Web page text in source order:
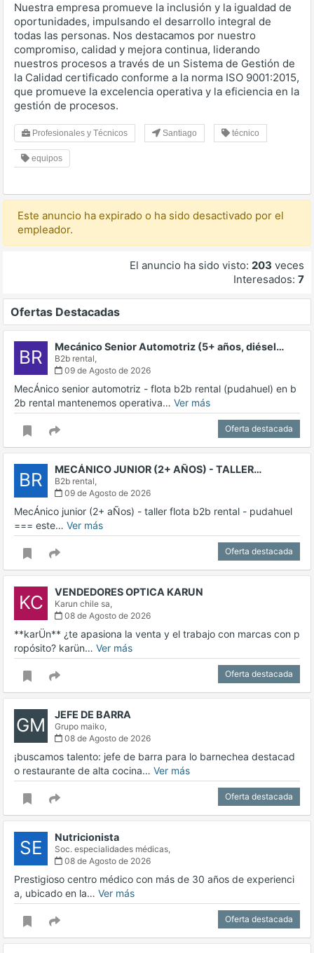
Nuestra empresa promueve la inclusión y la igualdad de
oportunidades, impulsando el desarrollo integral de
todas las personas. Nos destacamos por nuestro
compromiso, calidad y mejora continua, liderando
nuestros procesos a través de un Sistema de Gestión de
la Calidad certificado conforme a la norma ISO 9001:2015,
que promueve la excelencia operativa y la eficiencia en la
gestión de procesos.
Profesionales y Técnicos Santiago técnico
equipos
Este anuncio ha expirado o ha sido desactivado por el
empleador.
El anuncio ha sido visto: 203 veces
Interesados: 7
Ofertas Destacadas
BR Mecánico Senior Automotriz (5+ años, diésel…
B2b rental,
09 de Agosto de 2026
MecÁnico senior automotriz - flota b2b rental (pudahuel) en b
2b rental mantenemos operativa… Ver más
Oferta destacada
BR MECÁNICO JUNIOR (2+ AÑOS) - TALLER…
B2b rental,
09 de Agosto de 2026
MecÁnico junior (2+ aÑos) - taller flota b2b rental - pudahuel
=== este… Ver más
Oferta destacada
KC VENDEDORES OPTICA KARUN
Karun chile sa,
08 de Agosto de 2026
**karÜn** ¿te apasiona la venta y el trabajo con marcas con p
ropósito? karün… Ver más
Oferta destacada
GM JEFE DE BARRA
Grupo maiko,
08 de Agosto de 2026
¡buscamos talento: jefe de barra para lo barnechea destacad
o restaurante de alta cocina… Ver más
Oferta destacada
SE Nutricionista
Soc. especialidades médicas,
08 de Agosto de 2026
Prestigioso centro médico con más de 30 años de experienci
a, ubicado en la… Ver más
Oferta destacada